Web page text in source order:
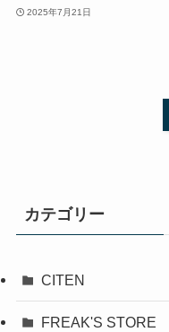
2025年7月21日
カテゴリー
CITEN
FREAK'S STORE